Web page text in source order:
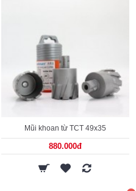
Mũi khoan từ TCT 49x35
880.000đ